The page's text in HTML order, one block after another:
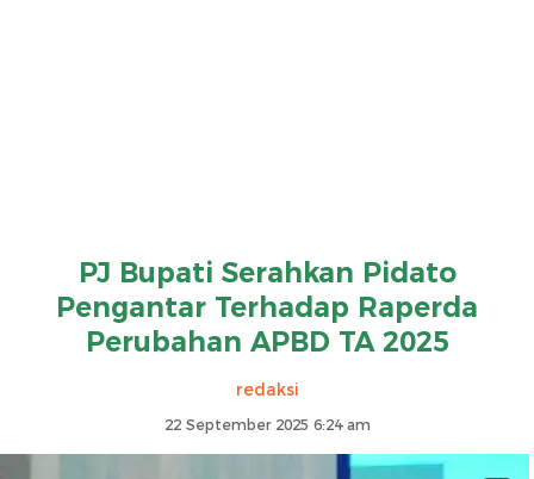
PJ Bupati Serahkan Pidato
Pengantar Terhadap Raperda
Perubahan APBD TA 2025
redaksi
22 September 2025 6:24 am